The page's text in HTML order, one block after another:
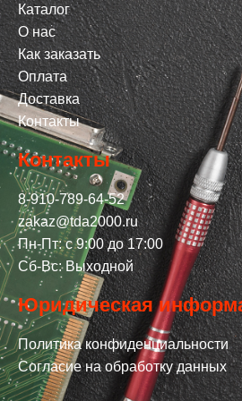
Каталог
О нас
Как заказать
Оплата
Доставка
Контакты
Контакты
8-910-789-64-52
zakaz@tda2000.ru
Пн-Пт: с 9:00 до 17:00
Сб-Вс: Выходной
Юридическая
Политика конфиденциальности
Согласие на обработку данных